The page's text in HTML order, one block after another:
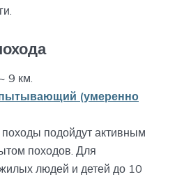
~ 9 км.
(умеренно
подойдут активным
походов. Для
людей и детей до 10